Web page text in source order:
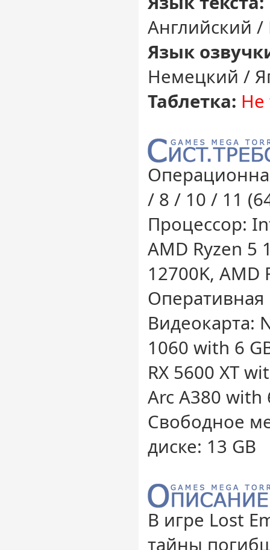
Английский /
Язык
Немецкий /
Таблетка: Не
/ 8 / 10 / 11
Процессор:
AMD Ryzen 5
12700K, AMD
Оперативная
Видеокарта:
1060 with 6
RX 5600 XT
Arc A380 with
Свободное
диске: 13 GB
В игре Lost
тайны